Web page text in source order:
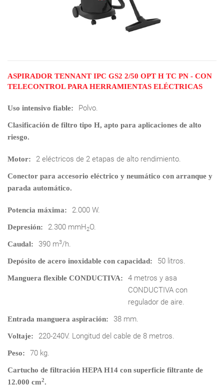
ASPIRADOR TENNANT IPC GS2 2/50 OPT H TC PN - CON
TELECONTROL PARA HERRAMIENTAS ELÉCTRICAS
Uso intensivo fiable: Polvo.
Clasificación de filtro tipo H, apto para aplicaciones de alto
riesgo.
Motor: 2 eléctricos de 2 etapas de alto rendimiento.
Conector para accesorio eléctrico y neumático con arranque y
parada automático.
Potencia máxima: 2.000 W.
Depresión: 2.300 mmH2O.
Caudal: 390 m3/h.
Depósito de acero inoxidable con capacidad: 50 litros.
Manguera flexible CONDUCTIVA:
4 metros y asa
CONDUCTIVA con
regulador de aire.
Entrada manguera aspiración: 38 mm.
Voltaje: 220-240V. Longitud del cable de 8 metros.
Peso: 70 kg.
Cartucho de filtración HEPA H14 con superficie filtrante de
12.000 cm2.